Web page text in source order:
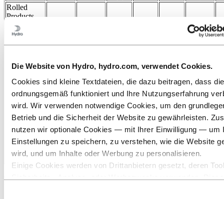
Die Website von Hydro, hydro.com, verwendet Cookies.
Cookies sind kleine Textdateien, die dazu beitragen, dass
ordnungsgemäß funktioniert und Ihre Nutzungserfahrung
wird. Wir verwenden notwendige Cookies, um den
Betrieb und die Sicherheit der Website zu gewährleisten.
nutzen wir optionale Cookies — mit Ihrer Einwilligung — um
Einstellungen zu speichern, zu verstehen, wie die Website
wird, und um Inhalte oder Werbung zu personalisieren.
Einige Cookies werden von Drittanbietern gesetzt, deren
Rolled
Products
sales
volumes to
external
Products
sales
volumes to
external
market
(kmt)
137 142 (4)% 134 2%
415
Power
(GWh)
2,737 1,830 50% 1,479 85% 6,875
Pro forma underlying financial and